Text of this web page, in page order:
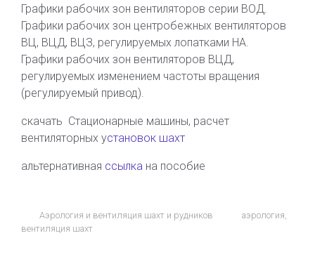
Графики рабочих зон вентиляторов серии ВОД.
Графики рабочих зон центробежных вентиляторов
ВЦ, ВЦД, ВЦЗ, регулируемых лопатками НА.
Графики рабочих зон вентиляторов ВЦД,
регулируемых изменением частоты вращения
(регулируемый привод).
скачать Стационарные машины, расчет
вентиляторных установок шахт
альтернативная ссылка на пособие
Аэрология и вентиляция шахт и рудников аэрология,
вентиляция шахт